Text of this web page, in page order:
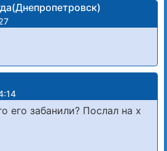
его забанили? Послал на х